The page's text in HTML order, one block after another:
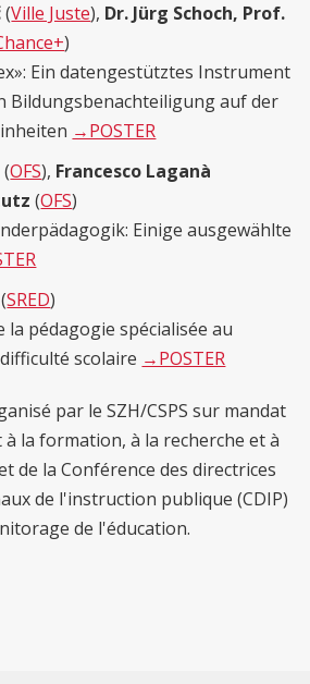
(Ville Juste), Dr. Jürg Schoch, Prof.
)
Ein datengestütztes Instrument
Bildungsbenachteiligung auf der
→POSTER
(OFS), Francesco Laganà
(OFS)
Einige ausgewählte
(SRED)
pédagogie spécialisée au
scolaire →POSTER
par le SZH/CSPS sur mandat
la formation, à la recherche et à
de la Conférence des directrices
de l'instruction publique (CDIP)
de l'éducation.